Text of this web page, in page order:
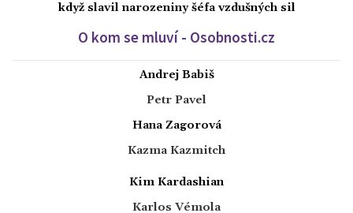
když slavil narozeniny šéfa vzdušných sil
O kom se mluví - Osobnosti.cz
Andrej Babiš
Petr Pavel
Hana Zagorová
Kazma Kazmitch
Kim Kardashian
Karlos Vémola